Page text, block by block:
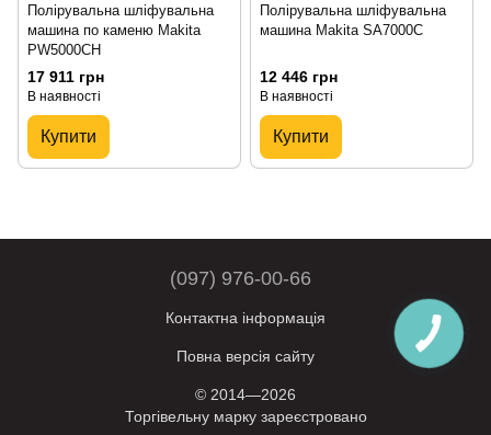
Полірувальна шліфувальна
машина по каменю Makita
PW5000CH
17 911 грн
В наявності
Купити
Полірувальна шліфувальна
машина Makita SA7000C
12 446 грн
В наявності
Купити
(097) 976-00-66
Контактна інформація
Повна версія сайту
© 2014—2026
Торгівельну марку зареєстровано